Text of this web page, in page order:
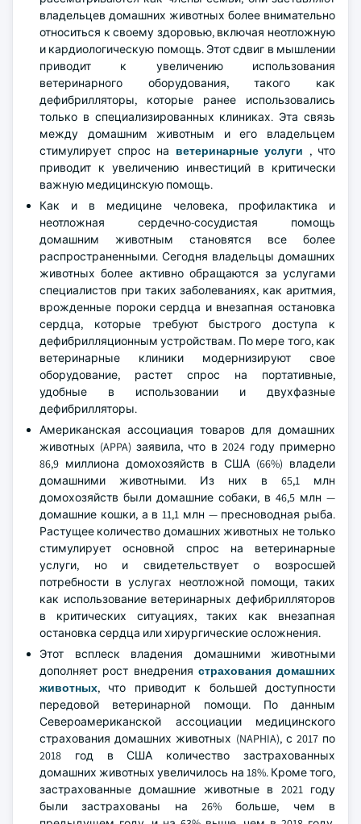
владельцев домашних животных более внимательно
относиться к своему здоровью, включая неотложную
и кардиологическую помощь. Этот сдвиг в мышлении
приводит к увеличению использования
ветеринарного оборудования, такого как
дефибрилляторы, которые ранее использовались
только в специализированных клиниках. Эта связь
между домашним животным и его владельцем
стимулирует спрос на ветеринарные услуги , что
приводит к увеличению инвестиций в критически
важную медицинскую помощь.
Как и в медицине человека, профилактика и
неотложная сердечно-сосудистая помощь
домашним животным становятся все более
распространенными. Сегодня владельцы домашних
животных более активно обращаются за услугами
специалистов при таких заболеваниях, как аритмия,
врожденные пороки сердца и внезапная остановка
сердца, которые требуют быстрого доступа к
дефибрилляционным устройствам. По мере того, как
ветеринарные клиники модернизируют свое
оборудование, растет спрос на портативные,
удобные в использовании и двухфазные
дефибрилляторы.
Американская ассоциация товаров для домашних
животных (APPA) заявила, что в 2024 году примерно
86,9 миллиона домохозяйств в США (66%) владели
домашними животными. Из них в 65,1 млн
домохозяйств были домашние собаки, в 46,5 млн —
домашние кошки, а в 11,1 млн — пресноводная рыба.
Растущее количество домашних животных не только
стимулирует основной спрос на ветеринарные
услуги, но и свидетельствует о возросшей
потребности в услугах неотложной помощи, таких
как использование ветеринарных дефибрилляторов
в критических ситуациях, таких как внезапная
остановка сердца или хирургические осложнения.
Этот всплеск владения домашними животными
дополняет рост внедрения страхования домашних
животных, что приводит к большей доступности
передовой ветеринарной помощи. По данным
Североамериканской ассоциации медицинского
страхования домашних животных (NAPHIA), с 2017 по
2018 год в США количество застрахованных
домашних животных увеличилось на 18%. Кроме того,
застрахованные домашние животные в 2021 году
были застрахованы на 26% больше, чем в